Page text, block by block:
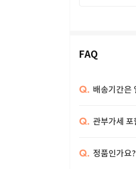
FAQ
Q. 배송기간은
Q. 관부가세
Q. 정품인가요?